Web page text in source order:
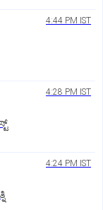
4:44 PM IST
4:28 PM IST
4:24 PM IST